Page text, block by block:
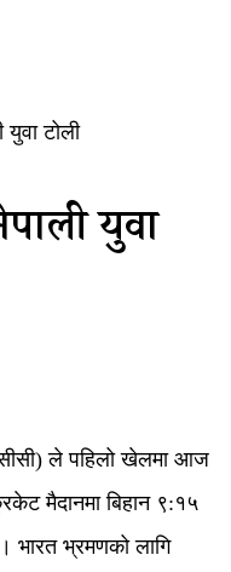
टोली
युवा
ले पहिलो खेलमा आज
मैदानमा बिहान ९:१५
भ्रमणको लागि